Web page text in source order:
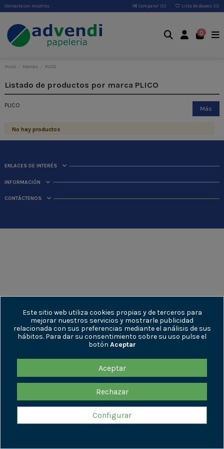
Contacte con nosotros Comparar (0) Lista de deseos (0)
0
Inicio Marcas PLICO
Listado de productos por marca PLICO
PLICO Más
No hay productos
ENLACES DE INTERÉS
INFORMACIÓN
CONTÁCTENOS
Este sitio web utiliza cookies propias y de terceros para
mejorar nuestros servicios y mostrarle publicidad
relacionada con sus preferencias mediante el análisis de sus
hábitos. Para dar su consentimiento sobre su uso pulse el
botón Aceptar
Aceptar
Rechazar
Configurar